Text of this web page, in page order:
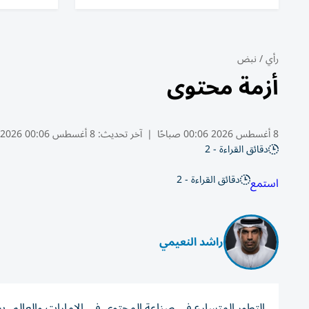
رأي/نبض
أزمة محتوى
8 أغسطس 2026 00:06 صباحًا | آخر تحديث:8 أغسطس 00:06 2026
دقائق القراءة - 2
استمع دقائق القراءة - 2
راشد النعيمي